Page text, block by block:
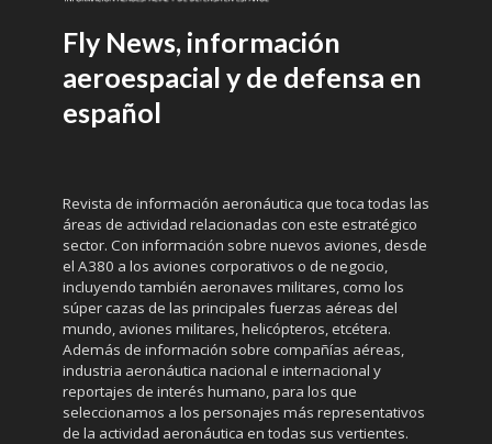
Fly News, información
aeroespacial y de defensa en
español
Revista de información aeronáutica que toca todas las
áreas de actividad relacionadas con este estratégico
sector. Con información sobre nuevos aviones, desde
el A380 a los aviones corporativos o de negocio,
incluyendo también aeronaves militares, como los
súper cazas de las principales fuerzas aéreas del
mundo, aviones militares, helicópteros, etcétera.
Además de información sobre compañías aéreas,
industria aeronáutica nacional e internacional y
reportajes de interés humano, para los que
seleccionamos a los personajes más representativos
de la actividad aeronáutica en todas sus vertientes.